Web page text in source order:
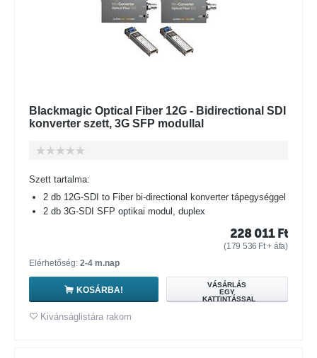
Blackmagic Optical Fiber 12G - Bidirectional SDI
konverter szett, 3G SFP modullal
Szett tartalma:
2 db 12G-SDI to Fiber bi-directional konverter tápegységgel
2 db 3G-SDI SFP optikai modul, duplex
228 011 Ft
(179 536 Ft+ áfa)
Elérhetőség: 2-4 m.nap
KOSÁRBA!
VÁSÁRLÁS
EGY
KATTINTÁSSAL
Kivánságlistára rakom